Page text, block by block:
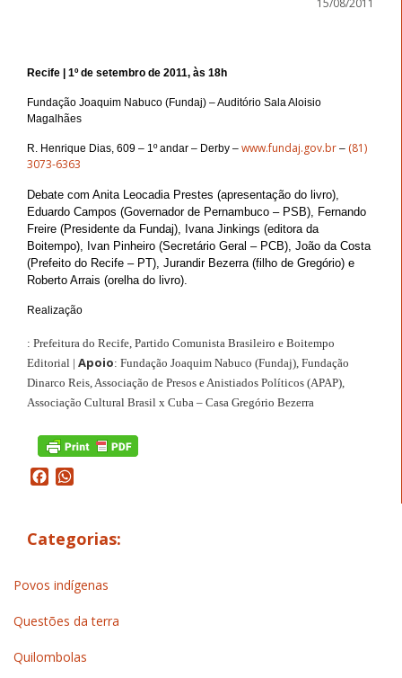
Recife | 1º de setembro de 2011, às 18h
Fundação Joaquim Nabuco (Fundaj) – Auditório Sala Aloisio
Magalhães
R. Henrique Dias, 609 – 1º andar – Derby – www.fundaj.gov.br – (81)
3073-6363
Debate com Anita Leocadia Prestes (apresentação do livro),
Eduardo Campos (Governador de Pernambuco – PSB), Fernando
Freire (Presidente da Fundaj), Ivana Jinkings (editora da
Boitempo), Ivan Pinheiro (Secretário Geral – PCB), João da Costa
(Prefeito do Recife – PT), Jurandir Bezerra (filho de Gregório) e
Roberto Arrais (orelha do livro).
Realização
: Prefeitura do Recife, Partido Comunista Brasileiro e Boitempo
Editorial | Apoio: Fundação Joaquim Nabuco (Fundaj), Fundação
Dinarco Reis, Associação de Presos e Anistiados Políticos (APAP),
Associação Cultural Brasil x Cuba – Casa Gregório Bezerra
Facebook
Categorias:
Povos indígenas
Questões da terra
Quilombolas